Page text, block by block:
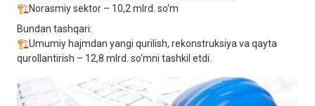
🏗Norasmiy sektor – 10,2 mlrd. so‘m
Bundan tashqari:
🏗Umumiy hajmdan yangi qurilish, rekonstruksiya va qayta
qurollantirish – 12,8 mlrd. so‘mni tashkil etdi.